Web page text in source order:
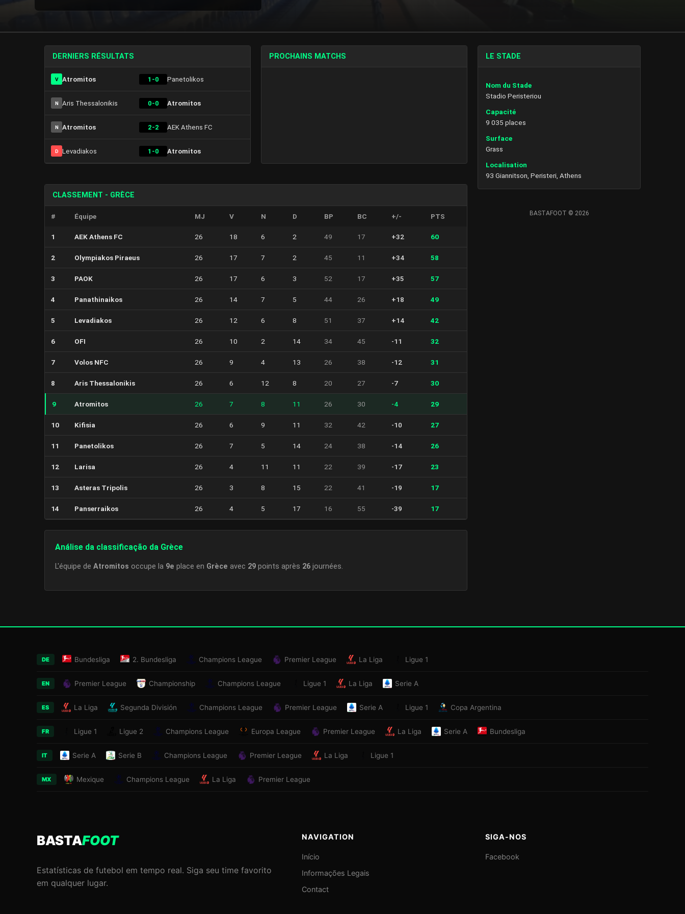
DERNIERS RÉSULTATS
V Atromitos 1-0 Panetolikos
N Aris Thessalonikis 0-0 Atromitos
N Atromitos 2-2 AEK Athens FC
D Levadiakos 1-0 Atromitos
PROCHAINS MATCHS
CLASSEMENT - GRÈCE
# Équipe MJ V N D BP BC +/- PTS
1 AEK Athens FC 26 18 6 2 49 17 +32 60
2 Olympiakos Piraeus 26 17 7 2 45 11 +34 58
3 PAOK 26 17 6 3 52 17 +35 57
4 Panathinaikos 26 14 7 5 44 26 +18 49
5 Levadiakos 26 12 6 8 51 37 +14 42
6 OFI 26 10 2 14 34 45 -11 32
7 Volos NFC 26 9 4 13 26 38 -12 31
8 Aris Thessalonikis 26 6 12 8 20 27 -7 30
9 Atromitos 26 7 8 11 26 30 -4 29
10 Kifisia 26 6 9 11 32 42 -10 27
11 Panetolikos 26 7 5 14 24 38 -14 26
12 Larisa 26 4 11 11 22 39 -17 23
13 Asteras Tripolis 26 3 8 15 22 41 -19 17
14 Panserraikos 26 4 5 17 16 55 -39 17
Análise da classificação da Grèce
L'équipe de Atromitos occupe la 9e place en Grèce avec 29 points après 26 journées.
LE STADE
Nom du Stade
Stadio Peristeriou
Capacité
9 035 places
Surface
Grass
Localisation
93 Giannitson, Peristeri, Athens
BASTAFOOT © 2026
DE Bundesliga 2. Bundesliga Champions League Premier League La Liga Ligue 1
EN Premier League Championship Champions League Ligue 1 La Liga Serie A
ES La Liga Segunda División Champions League Premier League Serie A Ligue 1 Copa Argentina
FR Ligue 1 Ligue 2 Champions League Europa League Premier League La Liga Serie A Bundesliga
IT Serie A Serie B Champions League Premier League La Liga Ligue 1
MX Mexique Champions League La Liga Premier League
BASTAFOOT
Estatísticas de futebol em tempo real. Siga seu time favorito
em qualquer lugar.
NAVIGATION
Início
Informações Legais
Contact
SIGA-NOS
Facebook